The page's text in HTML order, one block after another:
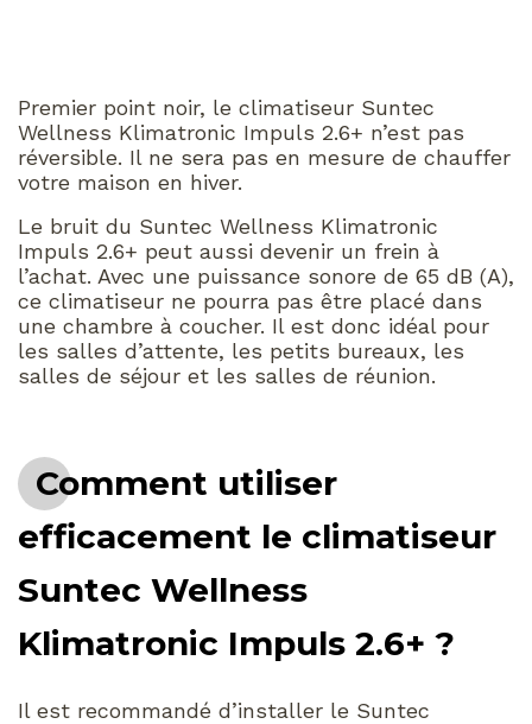
Premier point noir, le climatiseur Suntec
Wellness Klimatronic Impuls 2.6+ n’est pas
réversible. Il ne sera pas en mesure de chauffer
votre maison en hiver.
Le bruit du Suntec Wellness Klimatronic
Impuls 2.6+ peut aussi devenir un frein à
l’achat. Avec une puissance sonore de 65 dB (A),
ce climatiseur ne pourra pas être placé dans
une chambre à coucher. Il est donc idéal pour
les salles d’attente, les petits bureaux, les
salles de séjour et les salles de réunion.
Comment utiliser
efficacement le climatiseur
Suntec Wellness
Klimatronic Impuls 2.6+ ?
Il est recommandé d’installer le Suntec